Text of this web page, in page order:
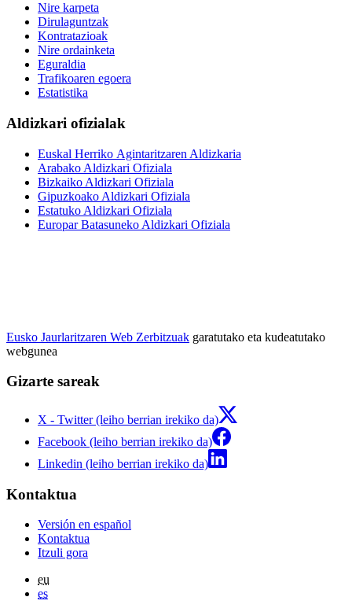
Nire karpeta
Dirulaguntzak
Kontratazioak
Nire ordainketa
Eguraldia
Trafikoaren egoera
Estatistika
Aldizkari ofizialak
Euskal Herriko Agintaritzaren Aldizkaria
Arabako Aldizkari Ofiziala
Bizkaiko Aldizkari Ofiziala
Gipuzkoako Aldizkari Ofiziala
Estatuko Aldizkari Ofiziala
Europar Batasuneko Aldizkari Ofiziala
Eusko Jaurlaritzaren Web Zerbitzuak garatutako eta kudeatutako
webgunea
Gizarte sareak
X - Twitter (leiho berrian irekiko da)
Facebook (leiho berrian irekiko da)
Linkedin (leiho berrian irekiko da)
Kontaktua
Versión en español
Kontaktua
Itzuli gora
eu
es